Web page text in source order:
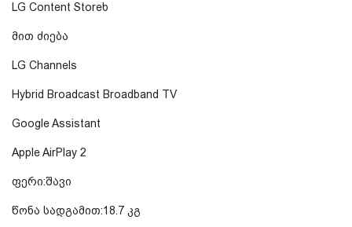
LG Content Storeხ
მით ძიება
LG Channels
Hybrid Broadcast Broadband TV
Google Assistant
Apple AirPlay 2
ფერი:შავი
წონა სადგამით:18.7 კგ